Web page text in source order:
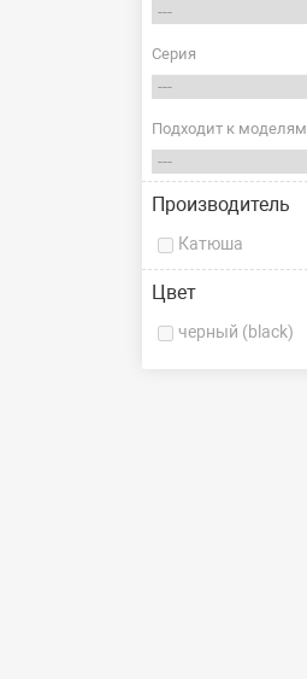
Серия
Подходит к моделям
Производитель
Катюша
Цвет
черный (black)